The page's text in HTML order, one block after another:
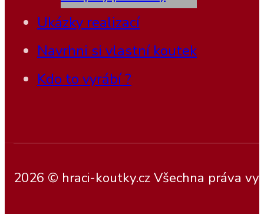
Ukázky realizací
Navrhni si vlastní koutek
Kdo to vyrábí ?
2026 © hraci-koutky.cz Všechna práva